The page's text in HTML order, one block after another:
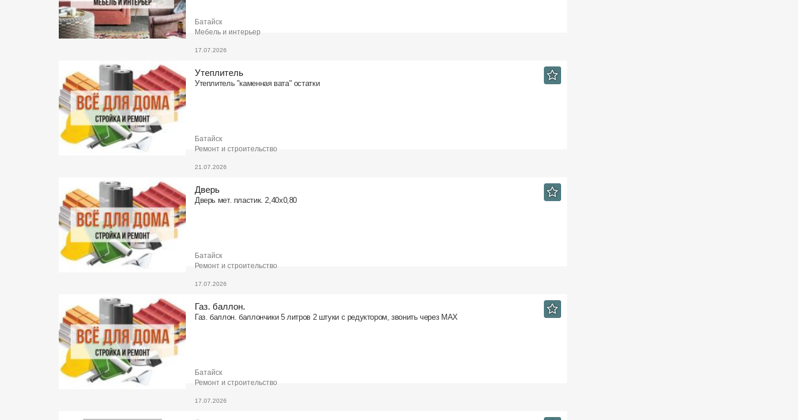
Батайск
Мебель и интерьер
17.07.2026
Утеплитель
Утеплитель "каменная вата" остатки
Батайск
Ремонт и строительство
21.07.2026
Дверь
Дверь мет. пластик. 2,40х0,80
Батайск
Ремонт и строительство
17.07.2026
Газ. баллон.
Газ. баллон. баллончики 5 литров 2 штуки с редуктором, звонить через MAX
Батайск
Ремонт и строительство
17.07.2026